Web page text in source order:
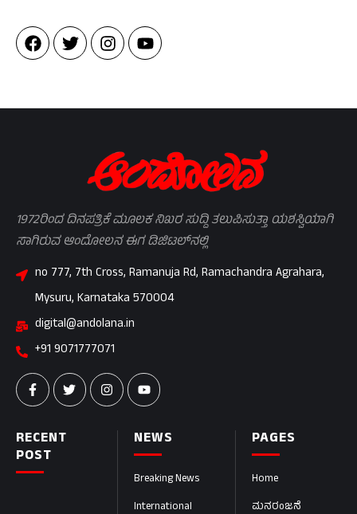
PAGES
Home
ಮನರಂಜನೆ
NEWS
Breaking News
International
RECENT
POST
1972ರಿಂದ ದಿನಪತ್ರಿಕೆ ಮೂಲಕ ನಿಖರ ಸುದ್ದಿ ತಲುಪಿಸುತ್ತಾ ಯಶಸ್ವಿಯಾಗಿ
ಸಾಗಿರುವ ಆಂದೋಲನ ಈಗ ಡಿಜಿಟಲ್‌ನಲ್ಲಿ
no 777, 7th Cross, Ramanuja Rd, Ramachandra Agrahara,
Mysuru, Karnataka 570004
digital@andolana.in
+91 9071777071